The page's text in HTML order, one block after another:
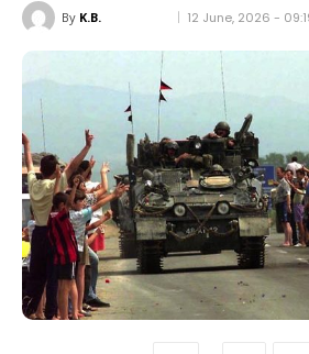
By K.B. 12 June, 2026 -